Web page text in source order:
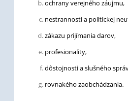
ochrany verejného záujmu,
nestrannosti a politickej
zákazu prijímania darov,
profesionality,
dôstojnosti a slušného
rovnakého zaobchádzania.